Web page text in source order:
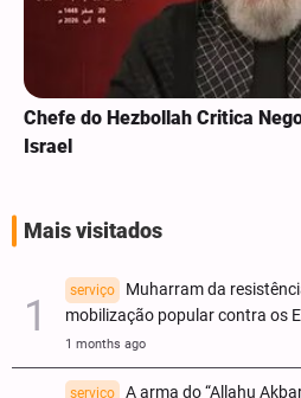
Chefe do Hezbollah Critica
Israel
Mais visitados
serviço
Muharram da
mobilização popular contra os
1 months ago
serviço
A arma do “Allahu